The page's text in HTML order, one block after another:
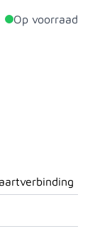
Op voorraad